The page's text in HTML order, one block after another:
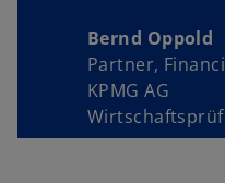
Bernd Oppold
Partner,
KPMG AG